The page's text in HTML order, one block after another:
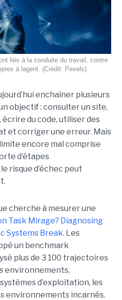
liés à la conduite du travail, contre
à lagent. (Crédit: Pexels)
enchaîner plusieurs
objectif : consulter un site,
du code, utiliser des
et corriger une erreur. Mais
encore mal comprise
d’étapes
risque d’échec peut
cherche à mesurer une
Task Mirage? Diagnosing
Systems Break. Les
un benchmark
plus de 3 100 trajectoires
environnements,
d’exploitation, les
environnements incarnés.